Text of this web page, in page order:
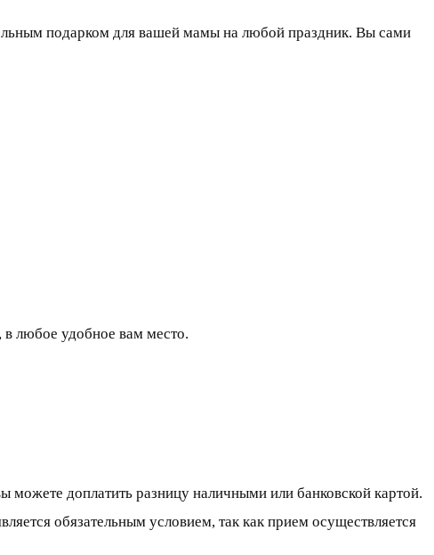
подарком для вашей мамы на любой праздник. Вы сами
в любое удобное вам место.
можете доплатить разницу наличными или банковской картой.
обязательным условием, так как прием осуществляется